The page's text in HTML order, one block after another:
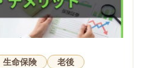
生命保険
老後